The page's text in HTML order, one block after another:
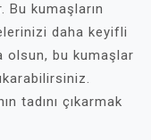
kumaşların
daha keyifli
olsun, bu kumaşlar
tadını çıkarmak